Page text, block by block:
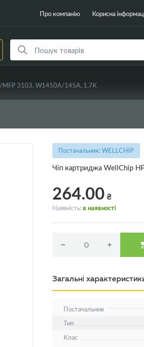
Про компанію Корисна
MFP 3103, W1450A/145A, 1.7K
Постачальник: WELLCHIP
Чіп картриджа WellChip
264.00 ₴
Наявність:в наявності
Загальні
Постачальник
Тип
Клас